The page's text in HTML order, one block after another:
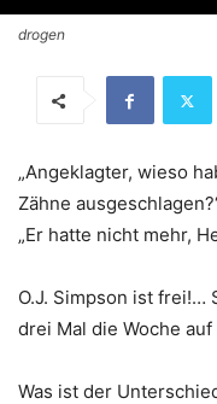
drogen
„Angeklagter, wieso
Zähne
„Er hatte nicht mehr,
O.J. Simpson ist frei!…
drei Mal die Woche
Was ist der